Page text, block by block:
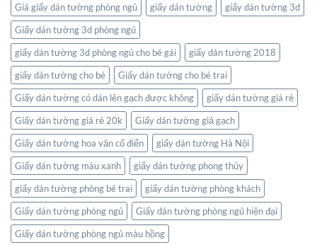
không
gian
sống
của
bạn
Giá giấy dán tường phòng ngủ
giấy dán tường
giấy dán tường 3d
Giấy dán tường 3d phòng ngủ
giấy dán tường 3d phòng ngủ cho bé gái
giấy dán tường 2018
giấy dán tường cho bé
Giấy dán tường cho bé trai
Giấy dán tường có dán lên gạch được không
giấy dán tường giá rẻ
Giấy dán tường giá rẻ 20k
Giấy dán tường giả gạch
Giấy dán tường hoa văn cổ điển
giấy dán tường Hà Nội
Giấy dán tường màu xanh
giấy dán tường phong thủy
giấy dán tường phòng bé trai
giấy dán tường phòng khách
Giấy dán tường phòng ngủ
Giấy dán tường phòng ngủ hiện đại
Giấy dán tường phòng ngủ màu hồng